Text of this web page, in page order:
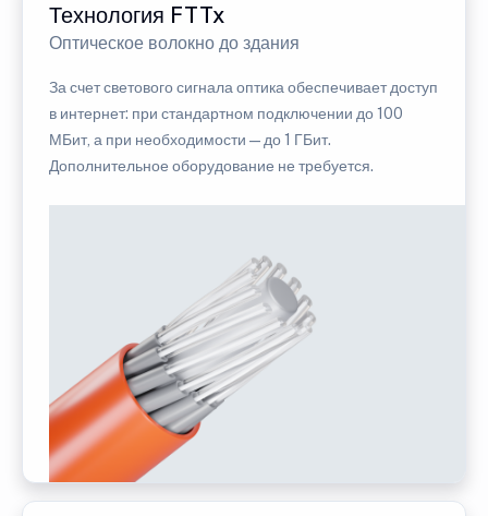
Технология FTTx
Оптическое волокно до здания
За счет светового сигнала оптика обеспечивает доступ
в интернет: при стандартном подключении до 100
МБит, а при необходимости — до 1 ГБит.
Дополнительное оборудование не требуется.